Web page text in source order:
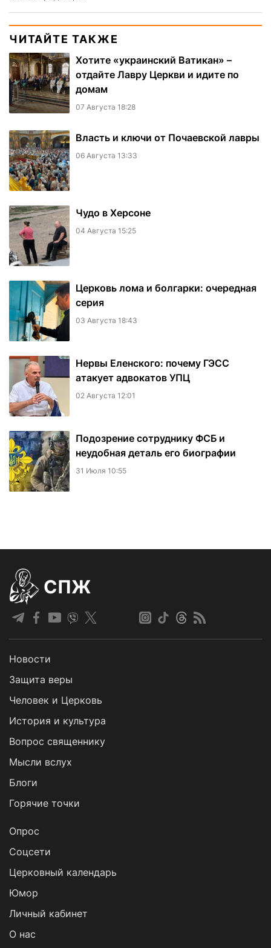
ЧИТАЙТЕ ТАКЖЕ
Хотите «украинский Ватикан» –
отдайте Лавру Церкви и идите по
домам
07 Августа 18:28
Власть и ключи от Почаевской лавры
06 Августа 13:33
Чудо в Херсоне
04 Августа 15:25
Церковь лома и болгарки: очередная
серия
03 Августа 18:43
Нервы Еленского: почему ГЭСС
атакует адвокатов УПЦ
02 Августа 12:01
Подозрение сотруднику ФСБ и
неудобная деталь его биографии
31 Июля 10:55
СПЖ
Новости
Защита веры
Человек и Церковь
История и культура
Вопрос священнику
Мысли вслух
Блоги
Горячие точки
Опрос
Cоцсети
Церковный календарь
Юмор
Личный кабинет
О нас